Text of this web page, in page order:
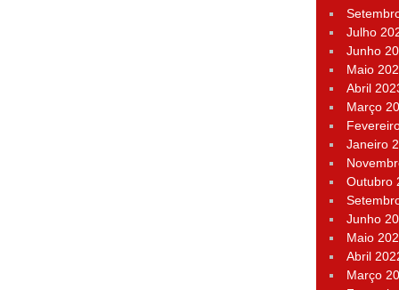
Julho
Junho
Maio
Abril
Março
Janeiro
Outubro
Junho
Maio
Abril
Março